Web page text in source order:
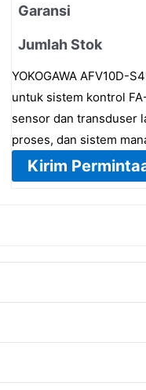
Garansi
Jumlah Stok
YOKOGAWA AFV10D-
untuk sistem kontrol
sensor dan transduser
proses, dan sistem
Kirim